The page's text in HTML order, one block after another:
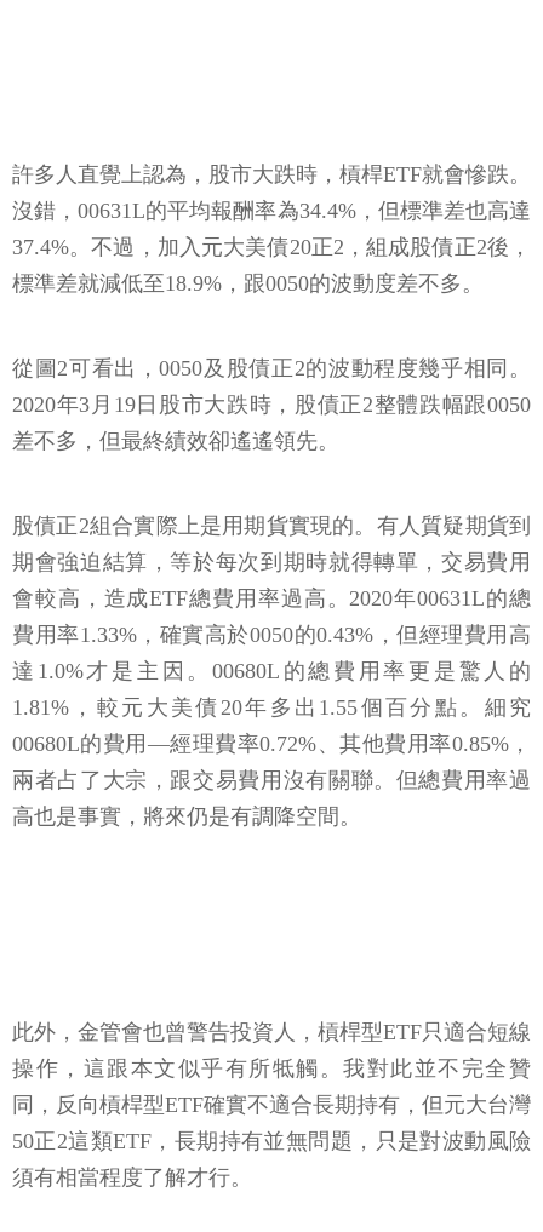
許多人直覺上認為，股市大跌時，槓桿ETF就會慘跌。
沒錯，00631L的平均報酬率為34.4%，但標準差也高達
37.4%。不過，加入元大美債20正2，組成股債正2後，
標準差就減低至18.9%，跟0050的波動度差不多。
從圖2可看出，0050及股債正2的波動程度幾乎相同。
2020年3月19日股市大跌時，股債正2整體跌幅跟0050
差不多，但最終績效卻遙遙領先。
股債正2組合實際上是用期貨實現的。有人質疑期貨到
期會強迫結算，等於每次到期時就得轉單，交易費用
會較高，造成ETF總費用率過高。2020年00631L的總
費用率1.33%，確實高於0050的0.43%，但經理費用高
達1.0%才是主因。00680L的總費用率更是驚人的
1.81%，較元大美債20年多出1.55個百分點。細究
00680L的費用—經理費率0.72%、其他費用率0.85%，
兩者占了大宗，跟交易費用沒有關聯。但總費用率過
高也是事實，將來仍是有調降空間。
此外，金管會也曾警告投資人，槓桿型ETF只適合短線
操作，這跟本文似乎有所牴觸。我對此並不完全贊
同，反向槓桿型ETF確實不適合長期持有，但元大台灣
50正2這類ETF，長期持有並無問題，只是對波動風險
須有相當程度了解才行。